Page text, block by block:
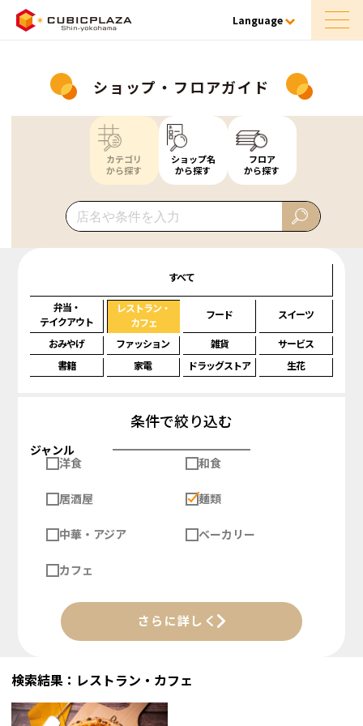
Language
ショップ・フロアガイド
カテゴリ
から探す
ショップ名
から探す
フロア
から探す
すべて
弁当・
テイクアウト
レストラン・
カフェ
フード スイーツ
おみやげ ファッション 雑貨
サービス
書籍
家電 ドラッグストア 生花
条件で絞り込む
ジャンル
洋食
和食
居酒屋 麺類
中華・アジア ベーカリー
カフェ
さらに詳しく
検索結果：レストラン・カフェ